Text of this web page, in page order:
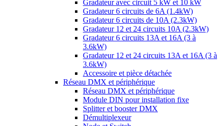
Gradateur avec circuit 5 kW et 10 kW
Gradateur 6 circuits de 6A (1.4kW)
Gradateur 6 circuits de 10A (2.3kW)
Gradateur 12 et 24 circuits 10A (2.3kW)
Gradateur 6 circuits 13A et 16A (3 à
3.6kW)
Gradateur 12 et 24 circuits 13A et 16A (3 à
3.6kW)
Accessoire et pièce détachée
Réseau DMX et périphérique
Réseau DMX et périphérique
Module DIN pour installation fixe
Splitter et booster DMX
Démultiplexeur